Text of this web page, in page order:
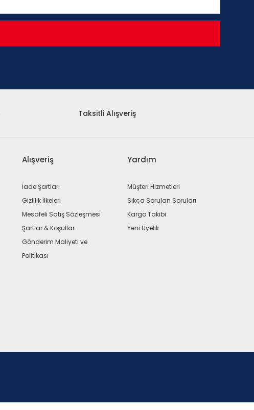
Taksitli Alışveriş
Alışveriş
İade Şartları
Gizlilik İlkeleri
Mesafeli Satış Sözleşmesi
Şartlar & Koşullar
Gönderim Maliyeti ve
Politikası
Yardım
Müşteri Hizmetleri
Sıkça Sorulan Soruları
Kargo Takibi
Yeni Üyelik